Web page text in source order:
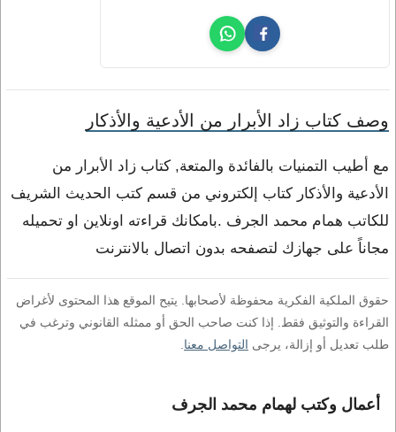
وصف كتاب زاد الأبرار من الأدعية والأذكار
مع أطيب التمنيات بالفائدة والمتعة, كتاب زاد الأبرار من
الأدعية والأذكار كتاب إلكتروني من قسم كتب الحديث الشريف
للكاتب همام محمد الجرف .بامكانك قراءته اونلاين او تحميله
مجاناً على جهازك لتصفحه بدون اتصال بالانترنت
حقوق الملكية الفكرية محفوظة لأصحابها. يتيح الموقع هذا المحتوى لأغراض
القراءة والتوثيق فقط. إذا كنت صاحب الحق أو ممثله القانوني وترغب في
طلب تعديل أو إزالة، يرجى التواصل معنا
أعمال وكتب لهمام محمد الجرف